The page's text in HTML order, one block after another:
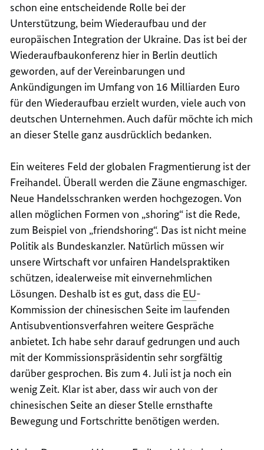
schon eine entscheidende Rolle bei der
Unterstützung, beim Wiederaufbau und der
europäischen Integration der Ukraine. Das ist bei der
Wiederaufbaukonferenz hier in Berlin deutlich
geworden, auf der Vereinbarungen und
Ankündigungen im Umfang von 16 Milliarden Euro
für den Wiederaufbau erzielt wurden, viele auch von
deutschen Unternehmen. Auch dafür möchte ich mich
an dieser Stelle ganz ausdrücklich bedanken.
Ein weiteres Feld der globalen Fragmentierung ist der
Freihandel. Überall werden die Zäune engmaschiger.
Neue Handelsschranken werden hochgezogen. Von
allen möglichen Formen von „shoring“ ist die Rede,
zum Beispiel von „friendshoring“. Das ist nicht meine
Politik als Bundeskanzler. Natürlich müssen wir
unsere Wirtschaft vor unfairen Handelspraktiken
schützen, idealerweise mit einvernehmlichen
Lösungen. Deshalb ist es gut, dass die EU-
Kommission der chinesischen Seite im laufenden
Antisubventionsverfahren weitere Gespräche
anbietet. Ich habe sehr darauf gedrungen und auch
mit der Kommissionspräsidentin sehr sorgfältig
darüber gesprochen. Bis zum 4. Juli ist ja noch ein
wenig Zeit. Klar ist aber, dass wir auch von der
chinesischen Seite an dieser Stelle ernsthafte
Bewegung und Fortschritte benötigen werden.